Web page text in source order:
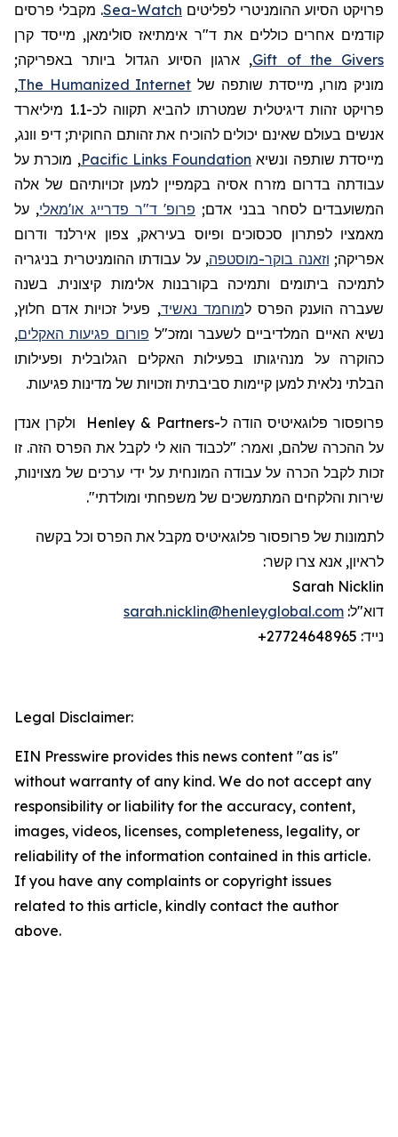
פרויקט הסיוע ההומניטרי לפליטים Sea-Watch. מקבלי פרסים
קודמים אחרים כוללים את ד"ר אימתיאזסולימאן, מייסד קרן
Gift of the Givers, ארגון הסיוע הגדול ביותר באפריקה;
מוניק מורו, מייסדת שותפה של The Humanized Internet
,
פרויקט זהות דיגיטלית שמטרתו להביא תקווה לכ-1.1 מיליארד
אנשים בעולם שאינם יכולים להוכיח את זהותם החוקית; דיפ וונג,
מייסדת שותפה ונשיא Pacific Links Foundation, מוכרת על
עבודתה בדרום מזרח אסיה בקמפיין למען זכויותיהם של אלה
המשועבדים לסחר בבני אדם; פרופ' ד"ר פדרייג או'מאלי, על
מאמציו לפתרון סכסוכים ופיוס בעיראק, צפון אירלנד ודרום
אפריקה; וזאנה בוקר-מוסטפה, על עבודתו ההומניטרית בניגריה
לתמיכה ביתומים ותמיכה בקורבנות אלימות קיצונית. בשנה
שעברה הוענק הפרס למוחמד נאשיד, פעיל זכויות אדם חלוץ,
נשיא האיים המלדיביים לשעבר ומזכ"ל פורום פגיעות האקלים,
כהוקרה על מנהיגותו בפעילות האקלים הגלובלית ופעילותו
הבלתי נלאית למען קיימות סביבתית וזכויות של מדינות פגיעות.
פרופסור פלוגאיטיס הודה ל-Henley & Partners
ולקרן אנדן
על ההכרה שלהם, ואמר: "לכבוד הוא לי לקבל את הפרס הזה. זו
זכות לקבל הכרה על עבודה המונחית על ידי ערכים של מצוינות,
שירות והלקחים המתמשכים של משפחתי ומולדתי".
לתמונות של פרופסור פלוגאיטיס מקבל את הפרס וכל בקשה
לראיון, אנא צרו קשר:
Sarah Nicklin
דוא"ל: sarah.nicklin@henleyglobal.com
נייד: +27724648965
Legal Disclaimer:
EIN Presswire provides this news content "as is"
without warranty of any kind. We do not accept any
responsibility or liability for the accuracy, content,
images, videos, licenses, completeness, legality, or
reliability of the information contained in this article.
If you have any complaints or copyright issues
related to this article, kindly contact the author
above.